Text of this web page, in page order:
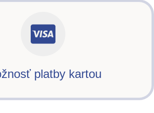
platby kartou